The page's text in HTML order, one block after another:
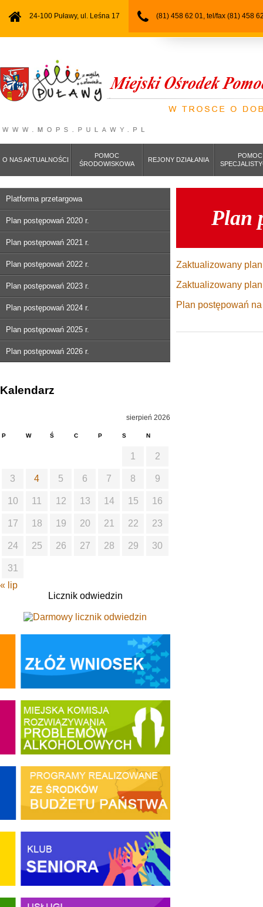
24-100 Puławy, ul. Leśna 17 (81) 458 62 01, tel/fax (81) 458
O NAS AKTUALNOŚCI
POMOC
ŚRODOWISKOWA
REJONY DZIAŁANIA
POMOC
Plan
Zaktualizowany
Zaktualizowany
Plan postępowań
Platforma przetargowa
Plan postępowań 2020 r.
Plan postępowań 2021 r.
Plan postępowań 2022 r.
Plan postępowań 2023 r.
Plan postępowań 2024 r.
Plan postępowań 2025 r.
Plan postępowań 2026 r.
Kalendarz
sierpień 2026
P W Ś C P S N
1 2
3 4 5 6 7 8 9
10 11 12 13 14 15 16
17 18 19 20 21 22 23
24 25 26 27 28 29 30
31
« lip
Licznik odwiedzin